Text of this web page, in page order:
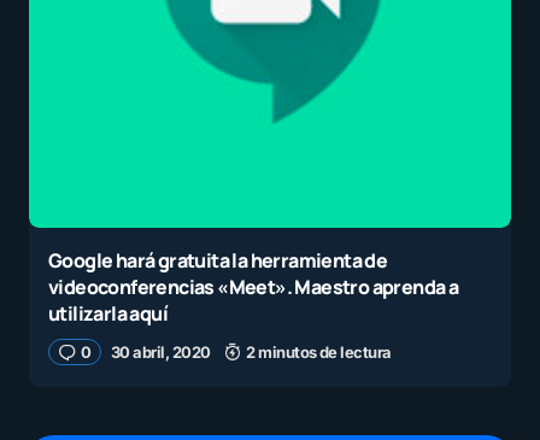
Google hará gratuita la herramienta de
videoconferencias «Meet». Maestro aprenda a
utilizarla aquí
0 30 abril, 2020 2 minutos de lectura